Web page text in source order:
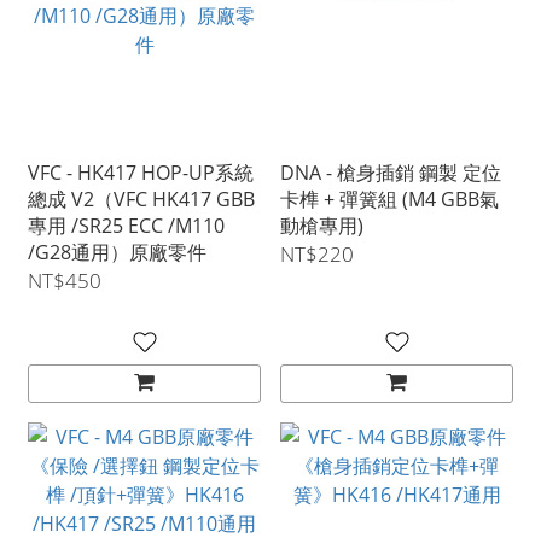
VFC - HK417 HOP-UP系統
總成 V2（VFC HK417 GBB
專用 /SR25 ECC /M110
/G28通用）原廠零件
NT$450
DNA - 槍身插銷 鋼製 定位
卡榫 + 彈簧組 (M4 GBB氣
動槍專用)
NT$220